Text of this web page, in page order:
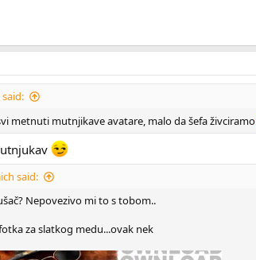
said:
metnuti mutnjikave avatare, malo da šefa živciramo
said:
Nepovezivo mi to s tobom..
za slatkog medu...ovak nek